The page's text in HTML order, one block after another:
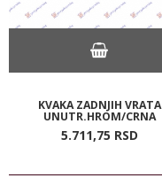
KVAKA ZADNJIH VRATA
UNUTR.HROM/CRNA
5.711,75 RSD